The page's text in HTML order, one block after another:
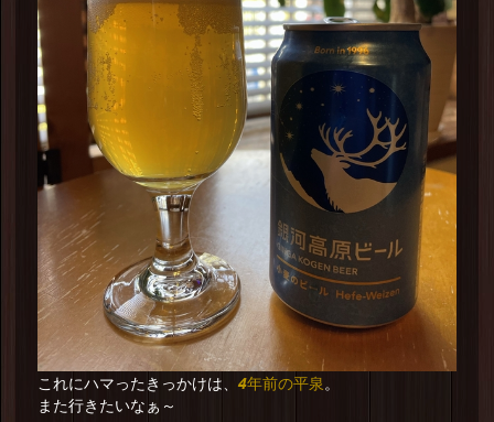
これにハマったきっかけは、 4年前の平泉。
また行きたいなぁ～